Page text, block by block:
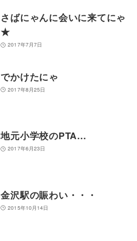
さばにゃんに会いに来てにゃ
★
2017年7月7日
でかけたにゃ
2017年8月25日
地元小学校のPTA…
2017年6月23日
金沢駅の賑わい・・・
2015年10月14日